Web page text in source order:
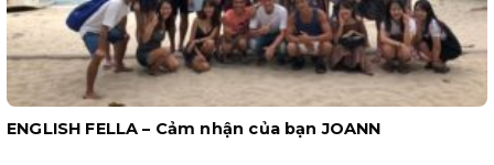
ENGLISH FELLA – Cảm nhận của bạn JOANN